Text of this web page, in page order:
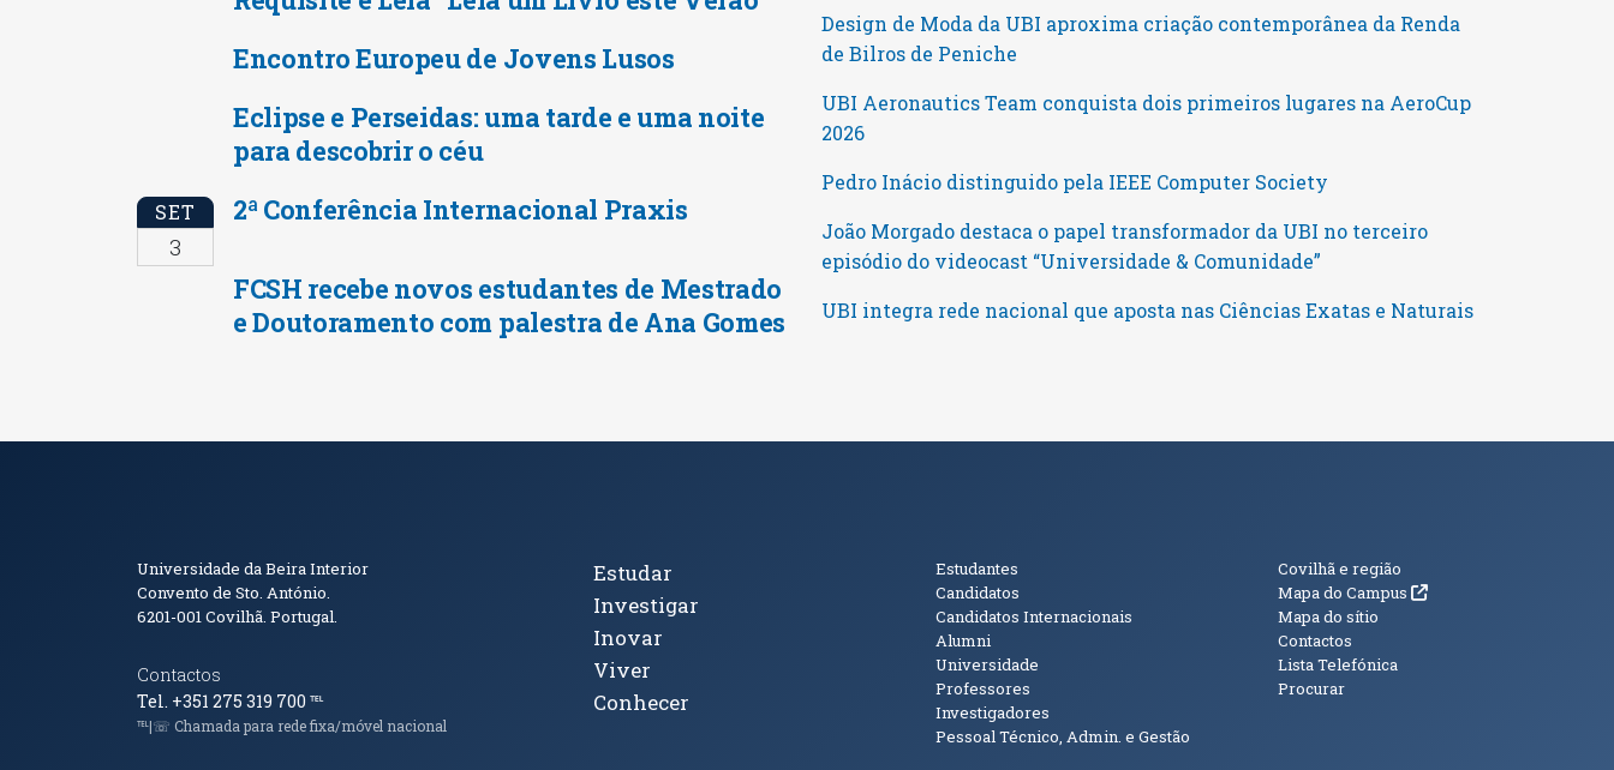
Encontro Europeu de Jovens Lusos
Eclipse e Perseidas: uma tarde e uma noite
para descobrir o céu
SET
3
2ª Conferência Internacional Praxis
FCSH recebe novos estudantes de Mestrado
e Doutoramento com palestra de Ana Gomes
Design de Moda da UBI aproxima criação contemporânea da Renda
de Bilros de Peniche
UBI Aeronautics Team conquista dois primeiros lugares na AeroCup
2026
Pedro Inácio distinguido pela IEEE Computer Society
João Morgado destaca o papel transformador da UBI no terceiro
episódio do videocast “Universidade & Comunidade”
UBI integra rede nacional que aposta nas Ciências Exatas e Naturais
Informações de Contacto
Universidade da Beira Interior
Convento de Sto. António.
6201-001Covilhã. Portugal.
Contactos
Tel. +351 275 319 700 ℡
℡|☏ Chamada para rede fixa/móvel nacional
Tópicos Principais
Estudar
Investigar
Inovar
Viver
Conhecer
Públicos
Estudantes
Candidatos
Candidatos Internacionais
Alumni
Universidade
Professores
Investigadores
Pessoal Técnico, Admin. e Gestão
Informações
Covilhã e região
Mapa do Campus (abre em nova janela)
Mapa do sítio
Contactos
Lista Telefónica
Procurar